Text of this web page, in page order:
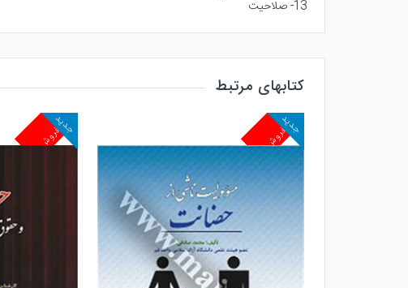
13- صلاحيت
کتابهای مرتبط
پرفروش
جدید پرفروش
جدید